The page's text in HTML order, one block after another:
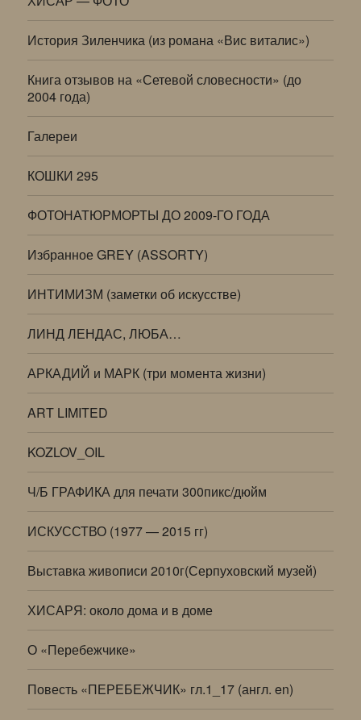
История Зиленчика (из романа «Вис виталис»)
Книга отзывов на «Сетевой словесности» (до
2004 года)
Галереи
КОШКИ 295
ФОТОНАТЮРМОРТЫ ДО 2009-ГО ГОДА
Избранное GREY (ASSORTY)
ИНТИМИЗМ (заметки об искусстве)
ЛИНД ЛЕНДАС, ЛЮБА…
АРКАДИЙ и МАРК (три момента жизни)
ART LIMITED
KOZLOV_OIL
Ч/Б ГРАФИКА для печати 300пикс/дюйм
ИСКУССТВО (1977 — 2015 гг)
Выставка живописи 2010г(Серпуховский музей)
ХИСАРЯ: около дома и в доме
О «Перебежчике»
Повесть «ПЕРЕБЕЖЧИК» гл.1_17 (англ. en)